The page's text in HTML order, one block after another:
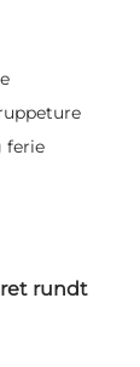
ferie
rundt